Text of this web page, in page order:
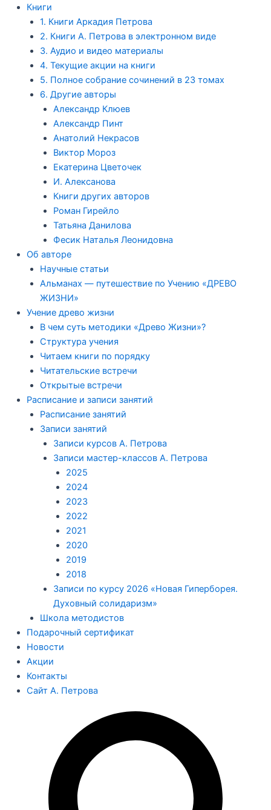
Книги
1. Книги Аркадия Петрова
2. Книги А. Петрова в электронном виде
3. Аудио и видео материалы
4. Текущие акции на книги
5. Полное собрание сочинений в 23 томах
6. Другие авторы
Александр Клюев
Александр Пинт
Анатолий Некрасов
Виктор Мороз
Екатерина Цветочек
И. Алексанова
Книги других авторов
Роман Гирейло
Татьяна Данилова
Фесик Наталья Леонидовна
Об авторе
Научные статьи
Альманах — путешествие по Учению «ДРЕВО
ЖИЗНИ»
Учение древо жизни
В чем суть методики «Древо Жизни»?
Структура учения
Читаем книги по порядку
Читательские встречи
Открытые встречи
Расписание и записи занятий
Расписание занятий
Записи занятий
Записи курсов А. Петрова
Записи мастер-классов А. Петрова
2025
2024
2023
2022
2021
2020
2019
2018
Записи по курсу 2026 «Новая Гиперборея.
Духовный солидаризм»
Школа методистов
Подарочный сертификат
Новости
Акции
Контакты
Сайт А. Петрова